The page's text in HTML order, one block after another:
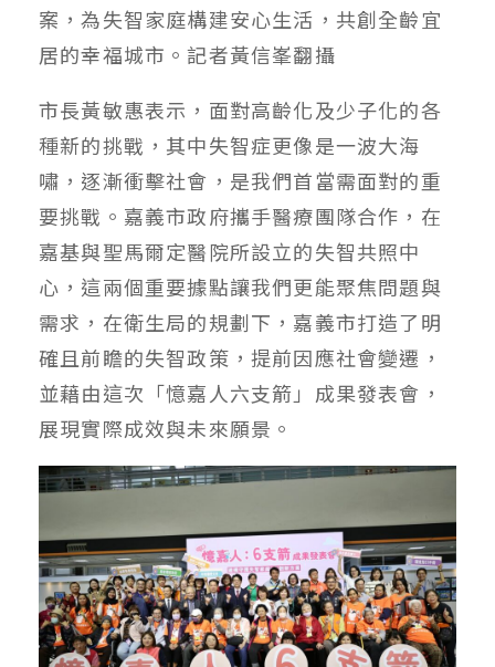
案，為失智家庭構建安心生活，共創全齡宜
居的幸福城市。記者黃信峯翻攝
市長黃敏惠表示，面對高齡化及少子化的各
種新的挑戰，其中失智症更像是一波大海
嘯，逐漸衝擊社會，是我們首當需面對的重
要挑戰。嘉義市政府攜手醫療團隊合作，在
嘉基與聖馬爾定醫院所設立的失智共照中
心，這兩個重要據點讓我們更能聚焦問題與
需求，在衛生局的規劃下，嘉義市打造了明
確且前瞻的失智政策，提前因應社會變遷，
並藉由這次「憶嘉人六支箭」成果發表會，
展現實際成效與未來願景。